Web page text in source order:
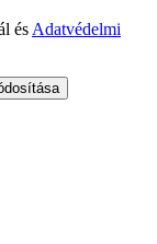
és Adatvédelmi